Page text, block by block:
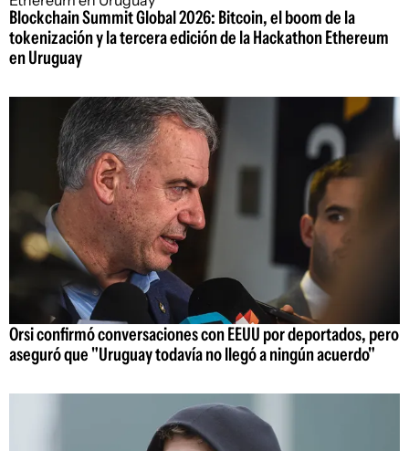
Blockchain Summit Global 2026: Bitcoin, el boom de la
tokenización y la tercera edición de la Hackathon Ethereum
en Uruguay
Orsi confirmó conversaciones con EEUU por deportados, pero
aseguró que "Uruguay todavía no llegó a ningún acuerdo"